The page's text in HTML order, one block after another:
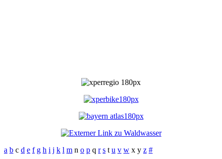
a b c d e f g h i j k l m n o p q r s t u v w x y z #